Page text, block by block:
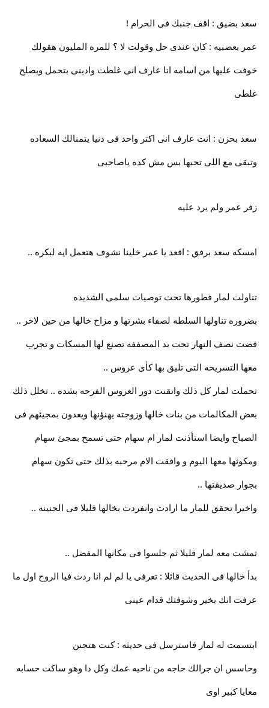
سعد بضيق : اقف جنبك فى الحرام !
عمر بعصبيه : كان عندى حل وقولت لا ؟ للمره المليون هقولك
خوفت عليها من اسامه انا عارف انى غلطت وادينى بتحمل وبصلح
غلطى
سعد بحزن : انت عارف انى اكتر واحد فى دنيا يتمنالك السعاده
وتبقى مع اللى تحبها بس مش كده ياصاحبى
زفر عمر ولم يرد عليه
امسكه سعد برفق : اقعد يا عمر خلينا نشوف هتعمل ايه لبكره ..
تناولت لمار فطورها تحت توصيات سلمى الشديده
بضروره تناولها السلطه لصفاء بشرتها و مزاح خالها من حين لاخر ..
قضت نصف النهار تحت يد المصففه تصنع لها المسكات و تجرب
معها التسريحه التى تليق بها كأى عروس ..
تحملت لمار كل ذلك واتقنت دور العروس الفرحه بشده .. تخلل ذلك
بعض المكالمات من بنات خالها وزوجته يهنؤنها ويعدون بمجيئهم فى
الصباح وايضا استأذنت لمار ام سهام حتى تسمح بمجئ سهام
ومكوثها معها اليوم و وافقت الام مرحبه بذلك حتى تكون سهام
بجوار صديقتها ..
واخيرا تحقق للمار ما ارادت وانفردت بخالها قليلا فى الجنينه ..
تمشت معه لمار قليلا ثم جلسوا فى مكانها المفضل ..
بدأ خالها فى الحديث قائلا : تعرفى يا لم لم انا ردت فيا الروح اول ما
عرفت انك بخير وشوفتك قدام عينى
ابتسمت له لمار فاسترسل فى حديثه : كنت هتجنن
وحاسس ان جرالك حاجه من ناحيه عمك وكل دا وهو ساكت حسابه
معايا كبير اوى